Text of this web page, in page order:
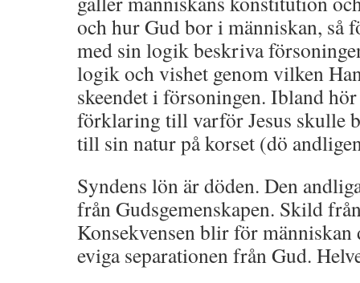
och hur Gud bor i människan, så
med sin logik beskriva
logik och vishet genom vilken
skeendet i försoningen. Ibland
förklaring till varför Jesus skulle
till sin natur på korset (dö
Syndens lön är döden. Den
från Gudsgemenskapen. Skild
Konsekvensen blir för människan
eviga separationen från Gud.